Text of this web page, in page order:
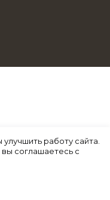
работу сайта.
соглашаетесь с